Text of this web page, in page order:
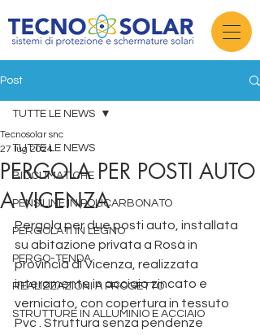
Post
TUTTE LE NEWS
BIOCLIMATICHE
PENSILINE IN POLICARBONATO
PERGOLATI IN LEGNO
PERGO-TENDA
REALIZZAZIONI A PROGETTO
STRUTTURE IN ALLUMINIO E ACCIAIO
TUTTE LE NEWS
PERGOLA PER POSTI AUTO
A VICENZA
Tecnosolar snc
27 lug 2024
Pergola per due posti auto, installata
su abitazione privata a Rosà in
provincia di Vicenza, realizzata
interamente in acciaio zincato e
verniciato, con copertura in tessuto
Pvc . Struttura senza pendenze